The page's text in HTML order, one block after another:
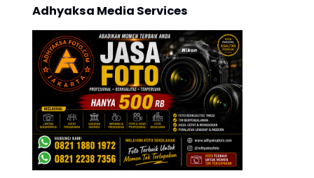
Adhyaksa Media Services